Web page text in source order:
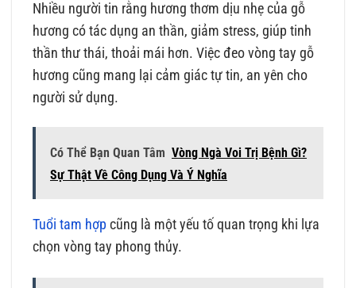
Nhiều người tin rằng hương thơm dịu nhẹ của gỗ
hương có tác dụng an thần, giảm stress, giúp tinh
thần thư thái, thoải mái hơn. Việc đeo vòng tay gỗ
hương cũng mang lại cảm giác tự tin, an yên cho
người sử dụng.
Có Thể Bạn Quan Tâm Vòng Ngà Voi Trị Bệnh Gì?
Sự Thật Về Công Dụng Và Ý Nghĩa
Tuổi tam hợp cũng là một yếu tố quan trọng khi lựa
chọn vòng tay phong thủy.